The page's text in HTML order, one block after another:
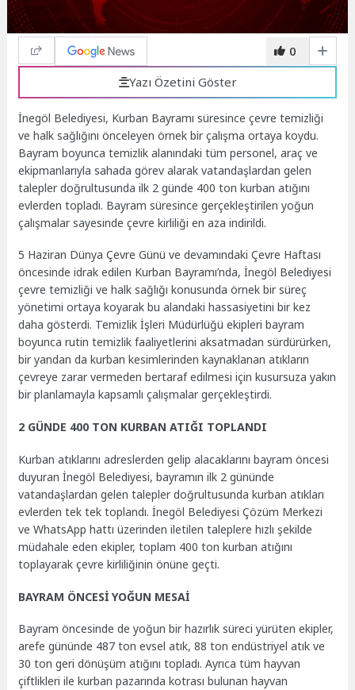
0
Yazı Özetini Göster
İnegöl Belediyesi, Kurban Bayramı süresince çevre temizliği
ve halk sağlığını önceleyen örnek bir çalışma ortaya koydu.
Bayram boyunca temizlik alanındaki tüm personel, araç ve
ekipmanlarıyla sahada görev alarak vatandaşlardan gelen
talepler doğrultusunda ilk 2 günde 400 ton kurban atığını
evlerden topladı. Bayram süresince gerçekleştirilen yoğun
çalışmalar sayesinde çevre kirliliği en aza indirildi.
5 Haziran Dünya Çevre Günü ve devamındaki Çevre Haftası
öncesinde idrak edilen Kurban Bayramı’nda, İnegöl Belediyesi
çevre temizliği ve halk sağlığı konusunda örnek bir süreç
yönetimi ortaya koyarak bu alandaki hassasiyetini bir kez
daha gösterdi. Temizlik İşleri Müdürlüğü ekipleri bayram
boyunca rutin temizlik faaliyetlerini aksatmadan sürdürürken,
bir yandan da kurban kesimlerinden kaynaklanan atıkların
çevreye zarar vermeden bertaraf edilmesi için kusursuza yakın
bir planlamayla kapsamlı çalışmalar gerçekleştirdi.
2 GÜNDE 400 TON KURBAN ATIĞI TOPLANDI
Kurban atıklarını adreslerden gelip alacaklarını bayram öncesi
duyuran İnegöl Belediyesi, bayramın ilk 2 gününde
vatandaşlardan gelen talepler doğrultusunda kurban atıkları
evlerden tek tek toplandı. İnegöl Belediyesi Çözüm Merkezi
ve WhatsApp hattı üzerinden iletilen taleplere hızlı şekilde
müdahale eden ekipler, toplam 400 ton kurban atığını
toplayarak çevre kirliliğinin önüne geçti.
BAYRAM ÖNCESİ YOĞUN MESAİ
Bayram öncesinde de yoğun bir hazırlık süreci yürüten ekipler,
arefe gününde 487 ton evsel atık, 88 ton endüstriyel atık ve
30 ton geri dönüşüm atığını topladı. Ayrıca tüm hayvan
çiftlikleri ile kurban pazarında kotrası bulunan hayvan